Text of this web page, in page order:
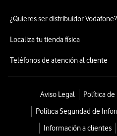
¿Quieres ser distribuidor Vodafone?
Localiza tu tienda física
Teléfonos de atención al cliente
Aviso Legal
Política de
Política Seguridad de
Información a clientes